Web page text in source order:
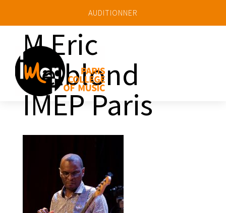
AUDITIONNER
M Eric
Delblond
IMEP Paris